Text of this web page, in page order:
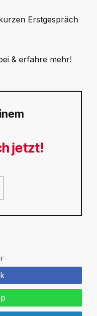
Erstgespräch
& erfahre mehr!
jetzt!